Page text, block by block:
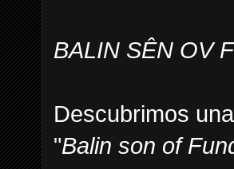
BALIN SÊN OV
Descubrimos
"Balin son of